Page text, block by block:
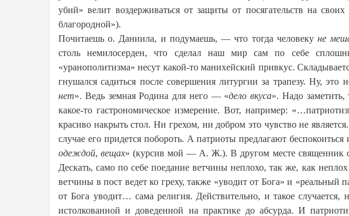
убий» велит воздерживаться от защиты от посягательств на
благородной»).
Почитаешь о. Даниила, и подумаешь, — что тогда человекуне
столь немилосерден, что сделал наш мир сам по себе
«уранополитизма» несут какой-то манихейский привкус.
гнушался садиться после совершения литургии за трапезу. Ну, это
нет». Ведь земная Родина для него — «дело вкуса». Надо
какое-то гастрономическое измерение. Вот, например:
красиво накрыть стол. Ни грехом, ни добром это чувство не
случае его придется побороть. А патриоты предлагают беспокоиться
одеждой,вещах» (курсив мой — А. Ж.). В другом месте священник
Дескать, само по себе поедание ветчины неплохо, так же, как
ветчины в пост ведет ко греху, также «уводит от Бога» и
от Бога уводит… сама религия. Действительно, и такое случается,
истолкованной и доведенной на практике до абсурда. И